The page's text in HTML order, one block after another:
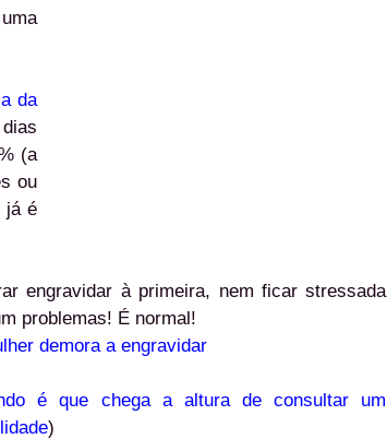
da
(a
ou
já é
engravidar à primeira, nem ficar stressada
problemas! É normal!
demora a engravidar
é que chega a altura de consultar um
)